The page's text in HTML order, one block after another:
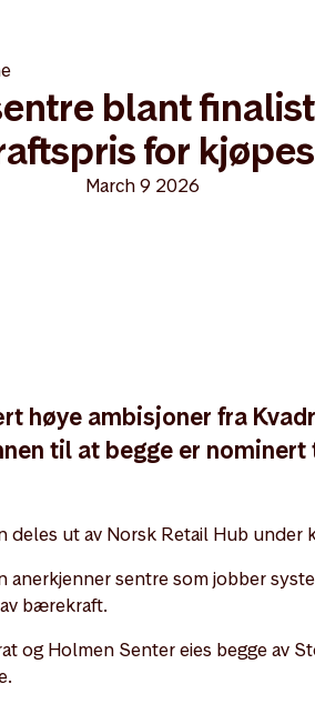
blant
for
March 9 2026
høye ambisjoner fra
til at begge er
deles ut av Norsk Retail Hub under
anerkjenner sentre som jobber
bærekraft.
og Holmen Senter eies begge av